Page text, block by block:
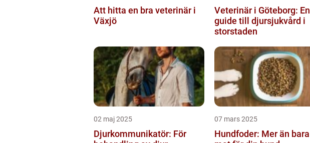
Att hitta en bra veterinär i
Växjö
Veterinär i Göteborg: En
guide till djursjukvård i
storstaden
02 maj 2025
Djurkommunikatör: För
07 mars 2025
Hundfoder: Mer än bara